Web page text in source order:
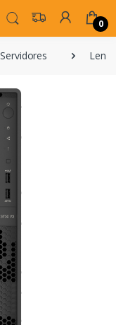
0
Servidores